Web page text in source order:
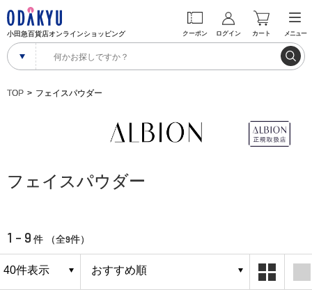
小田急百貨店オンラインショッピング クーポン ログイン カート メニュー
TOP フェイスパウダー
フェイスパウダー
1 - 9 件 （全9件）